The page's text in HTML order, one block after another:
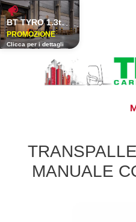
BT TYRO 1.3t
Clicca per i dettagli
MANUALE